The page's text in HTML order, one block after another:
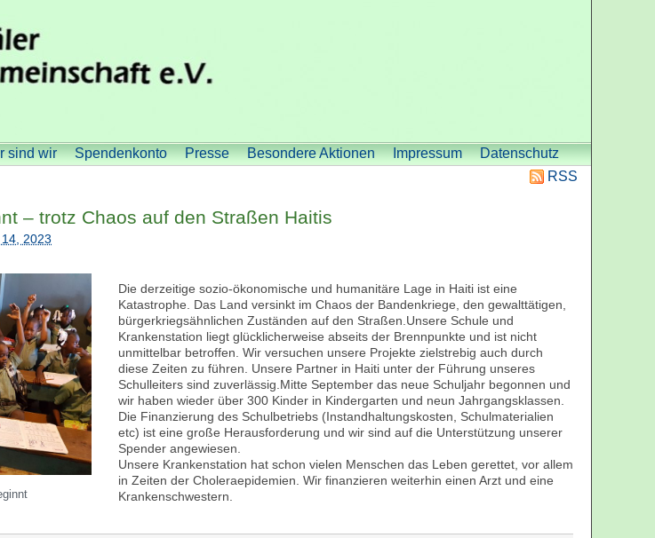
sind wir Spendenkonto Presse Besondere Aktionen Impressum
Datenschutz
RSS
– trotz Chaos auf den Straßen Haitis
2023
Die derzeitige sozio-ökonomische und humanitäre Lage in Haiti ist eine
Katastrophe. Das Land versinkt im Chaos der Bandenkriege, den gewalttätigen,
bürgerkriegsähnlichen Zuständen auf den Straßen.Unsere Schule und
Krankenstation liegt glücklicherweise abseits der Brennpunkte und ist nicht
unmittelbar betroffen. Wir versuchen unsere Projekte zielstrebig auch durch
diese Zeiten zu führen. Unsere Partner in Haiti unter der Führung unseres
Schulleiters sind zuverlässig.Mitte September das neue Schuljahr begonnen und
wir haben wieder über 300 Kinder in Kindergarten und neun Jahrgangsklassen.
Die Finanzierung des Schulbetriebs (Instandhaltungskosten, Schulmaterialien
etc) ist eine große Herausforderung und wir sind auf die Unterstützung unserer
Spender angewiesen.
Unsere Krankenstation hat schon vielen Menschen das Leben gerettet, vor allem
in Zeiten der Choleraepidemien. Wir finanzieren weiterhin einen Arzt und eine
Krankenschwestern.